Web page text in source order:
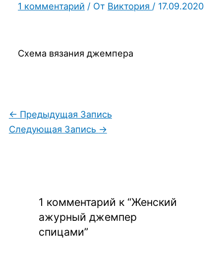
1 комментарий / От Виктория / 17.09.2020
Схема вязания джемпера
← Предыдущая Запись
Следующая Запись →
1 комментарий к “Женский
ажурный джемпер
спицами”